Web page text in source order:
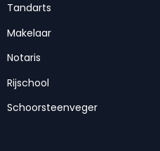
Tandarts
Makelaar
Notaris
Rijschool
Schoorsteenveger